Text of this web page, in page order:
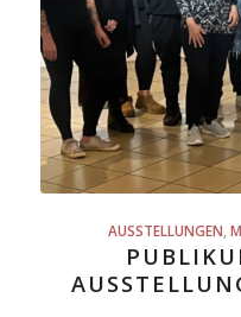
AUSSTELLUNGEN